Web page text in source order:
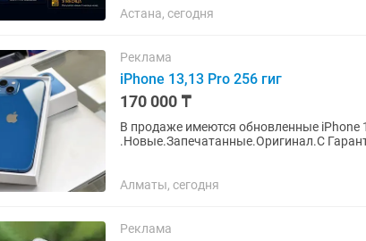
Астана, сегодня
Реклама
iPhone 13,13 Pro 256 гиг
170 000 ₸
В продаже имеются обновленные iPhone
.Новые.Запечатанные.Оригинал.С
Алматы, сегодня
Реклама